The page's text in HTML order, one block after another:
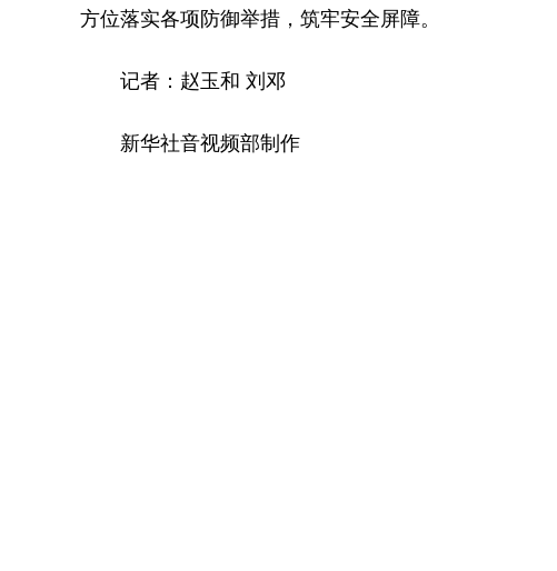
方位落实各项防御举措，筑牢安全屏障。
记者：赵玉和 刘邓
新华社音视频部制作